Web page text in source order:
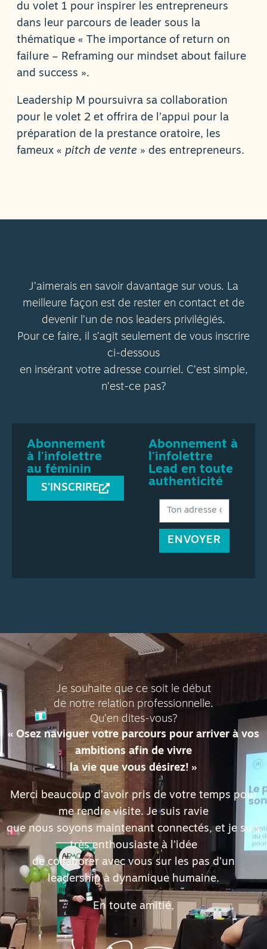
du volet 1 pour inspirer les entrepreneurs
dans leur parcours de leader sous la
thématique « The importance of return on
failure – Reframing our mindset about failure
and success ».
Leadership M poursuivra sa collaboration
pour le volet 2 et offrira de l’appui pour la
préparation de la prestance oratoire, les
fameux « pitch de vente » des entrepreneurs.
J’aimerais en savoir davantage sur vous. La
meilleure façon est de rester en contact et de
devenir l’un de nos leaders privilégiés.
Pour ce faire, il s’agit seulement de vous inscrire
ci-dessous
en insérant votre adresse courriel. C’est simple,
n’est-ce pas?
Abonnement
à l'infolettre
au féminin
S'INSCRIRE
Abonnement à
l'infolettre
Lead en toute
authenticité
ENVOYER
Je souhaite que ce soit le début
de notre relation professionnelle.
Qu’en dites-vous?
« Osez naviguer votre parcours pour arriver à vos
ambitions afin de vivre
la vie que vous désirez! »
Merci beaucoup d’avoir pris de votre temps pour
me rendre visite. Je suis ravie
que nous soyons maintenant connectés, et je suis
très enthousiaste à l’idée
de collaborer avec vous sur les pas d’un
leadership à dynamique humaine.
En toute amitié,